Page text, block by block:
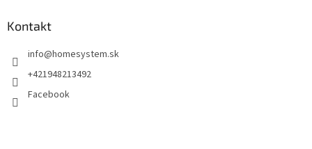
Kontakt
info@homesystem.sk
+421948213492
Facebook